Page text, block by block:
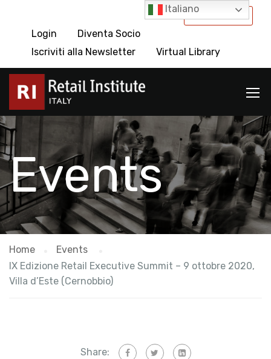
International
Login
Diventa Socio
Iscriviti alla Newsletter
Virtual Library
Events
Home
Events
IX Edizione Retail Executive Summit – 9 ottobre 2020,
Villa d’Este (Cernobbio)
Share:
Italiano